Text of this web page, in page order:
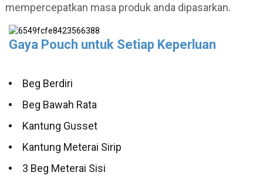
mempercepatkan masa produk anda dipasarkan.
Gaya Pouch untuk Setiap Keperluan
Beg Berdiri
Beg Bawah Rata
Kantung Gusset
Kantung Meterai Sirip
3 Beg Meterai Sisi